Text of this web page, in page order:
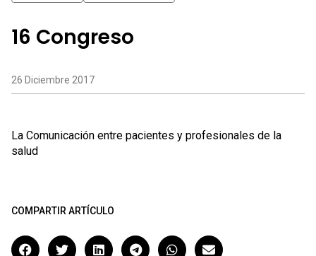
16 Congreso
26 Diciembre 2017
La Comunicación entre pacientes y profesionales de la
salud
COMPARTIR ARTÍCULO